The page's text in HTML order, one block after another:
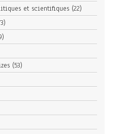
et scientifiques (22)
(53)